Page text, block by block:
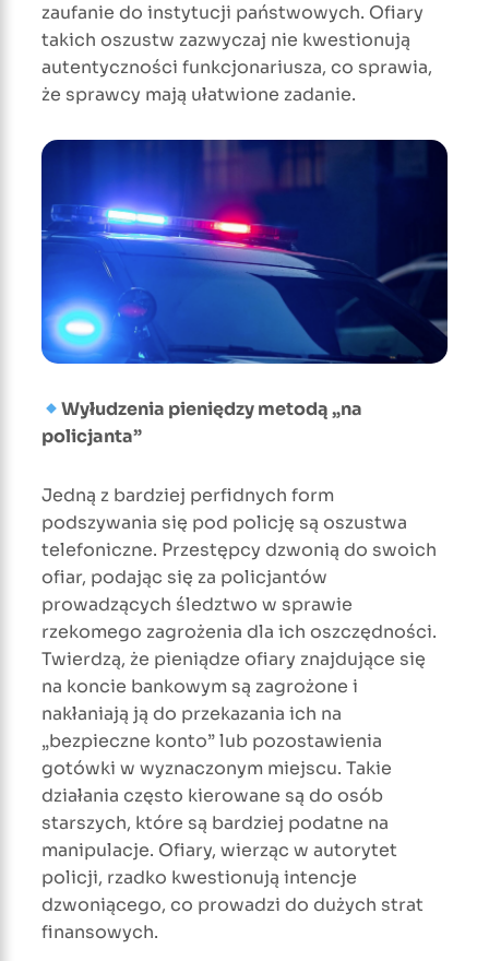
zaufanie do instytucji państwowych. Ofiary
takich oszustw zazwyczaj nie kwestionują
autentyczności funkcjonariusza, co sprawia,
że sprawcy mają ułatwione zadanie.
Wyłudzenia pieniędzy metodą „na
policjanta”
Jedną z bardziej perfidnych form
podszywania się pod policję są oszustwa
telefoniczne. Przestępcy dzwonią do swoich
ofiar, podając się za policjantów
prowadzących śledztwo w sprawie
rzekomego zagrożenia dla ich oszczędności.
Twierdzą, że pieniądze ofiary znajdujące się
na koncie bankowym są zagrożone i
nakłaniają ją do przekazania ich na
„bezpieczne konto” lub pozostawienia
gotówki w wyznaczonym miejscu. Takie
działania często kierowane są do osób
starszych, które są bardziej podatne na
manipulacje. Ofiary, wierząc w autorytet
policji, rzadko kwestionują intencje
dzwoniącego, co prowadzi do dużych strat
finansowych.